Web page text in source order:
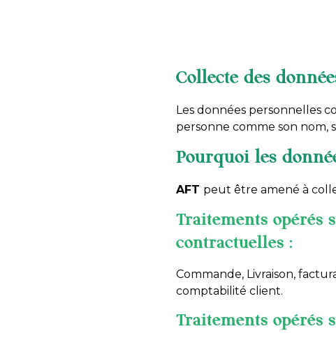
Collecte des
Les données personnelles
personne comme son nom,
Pourquoi les
AFT peut être amené à
Traitements opérés
contractuelles :
Commande, Livraison,
comptabilité client.
Traitements opérés